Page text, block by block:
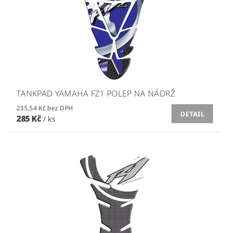
TANKPAD YAMAHA FZ1 POLEP NA NÁDRŽ
235,54 Kč bez DPH
285 Kč / ks
DETAIL